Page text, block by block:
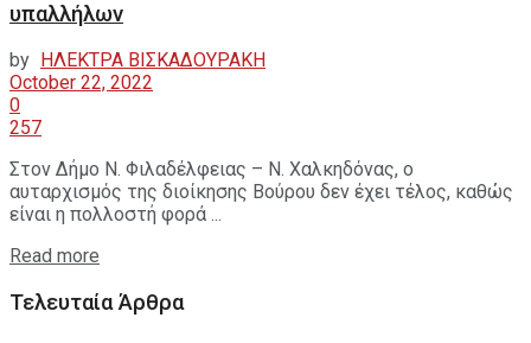
υπαλλήλων
by
ΗΛΕΚΤΡΑ ΒΙΣΚΑΔΟΥΡΑΚΗ
October 22, 2022
0
257
Στον Δήμο Ν. Φιλαδέλφειας – Ν. Χαλκηδόνας, ο
αυταρχισμός της διοίκησης Βούρου δεν έχει τέλος, καθώς
είναι η πολλοστή φορά ...
Read more
Τελευταία Άρθρα